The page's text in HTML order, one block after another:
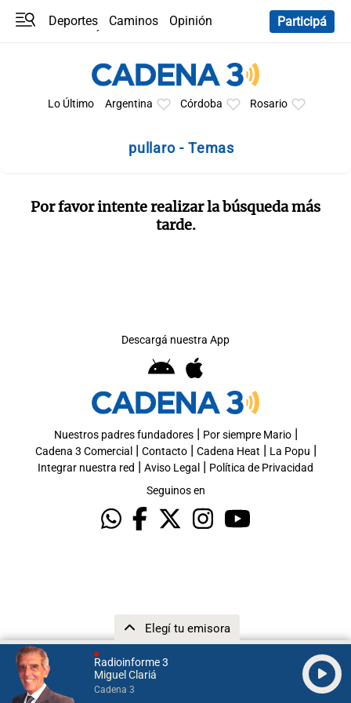
Radioinforme 3
Miguel Clariá
Cadena 3
Elegí tu emisora
Deportes Caminos
Opinión
Participá
Lo Último Argentina Córdoba Rosario
pullaro - Temas
Por favor intente realizar la búsqueda más
tarde.
Descargá nuestra App
Nuestros padres fundadores| Por siempre Mario|
Cadena 3 Comercial | Contacto| Cadena Heat | La Popu |
Integrar nuestra red | Aviso Legal | Política de Privacidad
Seguinos en